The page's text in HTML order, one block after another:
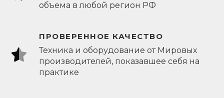
объема в любой регион РФ
ПРОВЕРЕННОЕ КАЧЕСТВО
Техника и оборудование от Мировых
производителей, показавшее себя на
практике